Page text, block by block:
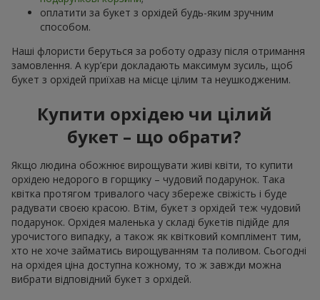
оплатити за букет з орхідей будь-яким зручним
способом.
Наші флористи беруться за роботу одразу після отримання
замовлення. А кур’єри докладають максимум зусиль, щоб
букет з орхідей приїхав на місце цілим та неушкодженим.
Купити орхідею чи цілий
букет – що обрати?
Якщо людина обожнює вирощувати живі квіти, то купити
орхідею недорого в горщику – чудовий подарунок. Така
квітка протягом тривалого часу збереже свіжість і буде
радувати своєю красою. Втім, букет з орхідей теж чудовий
подарунок. Орхідея маленька у складі букетів підійде для
урочистого випадку, а також як квітковий комплімент тим,
хто не хоче займатись вирощуванням та поливом. Сьогодні
на орхідея ціна доступна кожному, то ж завжди можна
вибрати відповідний букет з орхідей.